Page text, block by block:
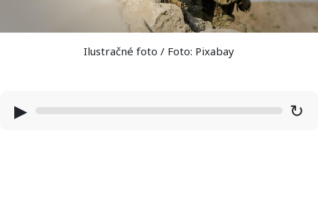
Ilustračné foto / Foto: Pixabay
▶ ↻